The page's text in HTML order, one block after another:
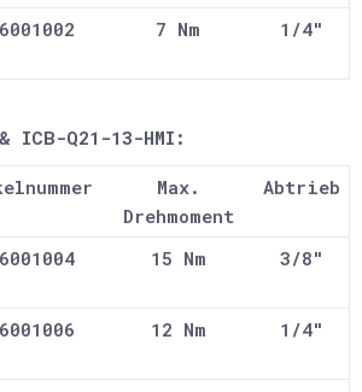
7 Nm 1/4"
ICB-Q21-13-HMI:
Max.
Drehmoment
Abtrieb
15 Nm 3/8"
12 Nm 1/4"